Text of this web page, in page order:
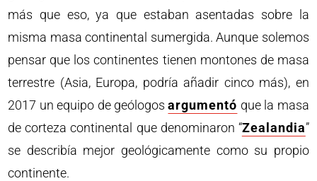
más que eso, ya que estaban asentadas sobre la
misma masa continental sumergida. Aunque solemos
pensar que los continentes tienen montones de masa
terrestre (Asia, Europa, podría añadir cinco más), en
2017 un equipo de geólogosargumentó que la masa
de corteza continental que denominaron “Zealandia”
se describía mejor geológicamente como su propio
continente.